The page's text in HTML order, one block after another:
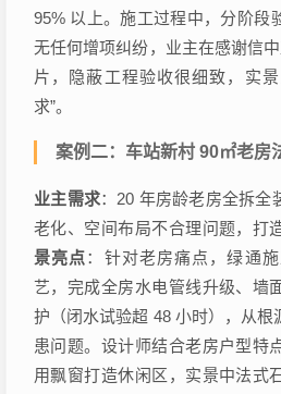
95% 以上。施工过程中，分阶段
无任何增项纠纷，业主在感谢信
片，隐蔽工程验收很细致，实
求”。
案例二：车站新村 90㎡老房
业主需求：20 年房龄老房全拆全
老化、空间布局不合理问题，打
景亮点：针对老房痛点，绿通
艺，完成全房水电管线升级、墙
护（闭水试验超 48 小时），从根
患问题。设计师结合老房户型特
用飘窗打造休闲区，实景中法式